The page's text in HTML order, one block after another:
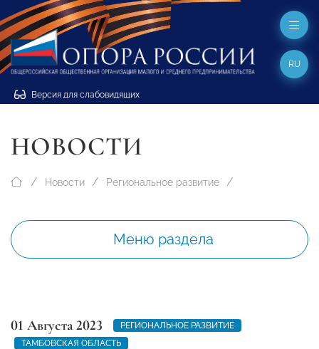
Версия для слабовидящих
RU
НОВОСТИ
Новости Региональное развитие
Меню раздела
01 Августа 2023
РЕГИОНАЛЬНОЕ РАЗВИТИЕ
ТАМБОВСКАЯ ОБЛАСТЬ